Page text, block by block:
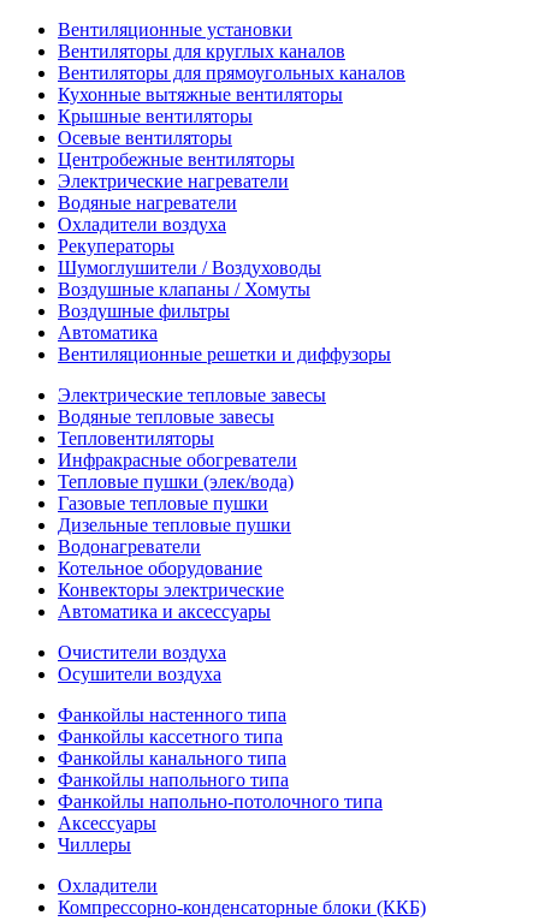
Вентиляционные установки
Вентиляторы для круглых каналов
Вентиляторы для прямоугольных каналов
Кухонные вытяжные вентиляторы
Крышные вентиляторы
Осевые вентиляторы
Центробежные вентиляторы
Электрические нагреватели
Водяные нагреватели
Охладители воздуха
Рекуператоры
Шумоглушители / Воздуховоды
Воздушные клапаны / Хомуты
Воздушные фильтры
Автоматика
Вентиляционные решетки и диффузоры
Электрические тепловые завесы
Водяные тепловые завесы
Тепловентиляторы
Инфракрасные обогреватели
Тепловые пушки (элек/вода)
Газовые тепловые пушки
Дизельные тепловые пушки
Водонагреватели
Котельное оборудование
Конвекторы электрические
Автоматика и аксессуары
Очистители воздуха
Осушители воздуха
Фанкойлы настенного типа
Фанкойлы кассетного типа
Фанкойлы канального типа
Фанкойлы напольного типа
Фанкойлы напольно-потолочного типа
Аксессуары
Чиллеры
Охладители
Компрессорно-конденсаторные блоки (ККБ)